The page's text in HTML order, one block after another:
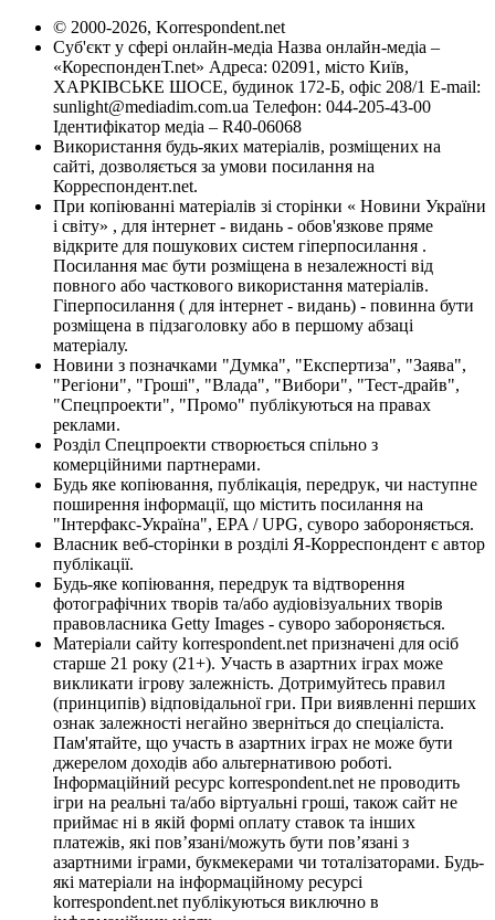
© 2000-2026, Korrespondent.net
Суб'єкт у сфері онлайн-медіа Назва онлайн-медіа –
«КореспонденТ.net» Адреса: 02091, місто Київ,
ХАРКІВСЬКЕ ШОСЕ, будинок 172-Б, офіс 208/1 E-mail:
sunlight@mediadim.com.ua Телефон: 044-205-43-00
Ідентифікатор медіа – R40-06068
Використання будь-яких матеріалів, розміщених на
сайті, дозволяється за умови посилання на
Корреспондент.net.
При копіюванні матеріалів зі сторінки « Новини України
і світу» , для інтернет - видань - обов'язкове пряме
відкрите для пошукових систем гіперпосилання .
Посилання має бути розміщена в незалежності від
повного або часткового використання матеріалів.
Гіперпосилання ( для інтернет - видань) - повинна бути
розміщена в підзаголовку або в першому абзаці
матеріалу.
Новини з позначками "Думка", "Експертиза", "Заява",
"Регіони", "Гроші", "Влада", "Вибори", "Тест-драйв",
"Спецпроекти", "Промо" публікуються на правах
реклами.
Розділ Спецпроекти створюється спільно з
комерційними партнерами.
Будь яке копіювання, публікація, передрук, чи наступне
поширення інформації, що містить посилання на
"Інтерфакс-Україна", EPA / UPG, суворо забороняється.
Власник веб-сторінки в розділі Я-Корреспондент є автор
публікації.
Будь-яке копіювання, передрук та відтворення
фотографічних творів та/або аудіовізуальних творів
правовласника Getty Images - суворо забороняється.
Матеріали сайту korrespondent.net призначені для осіб
старше 21 року (21+). Участь в азартних іграх може
викликати ігрову залежність. Дотримуйтесь правил
(принципів) відповідальної гри. При виявленні перших
ознак залежності негайно зверніться до спеціаліста.
Пам'ятайте, що участь в азартних іграх не може бути
джерелом доходів або альтернативою роботі.
Інформаційний ресурс korrespondent.net не проводить
ігри на реальні та/або віртуальні гроші, також сайт не
приймає ні в якій формі оплату ставок та інших
платежів, які пов’язані/можуть бути пов’язані з
азартними іграми, букмекерами чи тоталізаторами. Будь-
які матеріали на інформаційному ресурсі
korrespondent.net публікуються виключно в